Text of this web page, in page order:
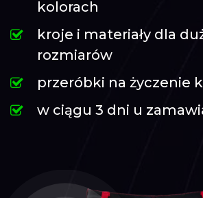
kolorach
kroje i materiały dla
rozmiarów
przeróbki na życzenie
w ciągu 3 dni u